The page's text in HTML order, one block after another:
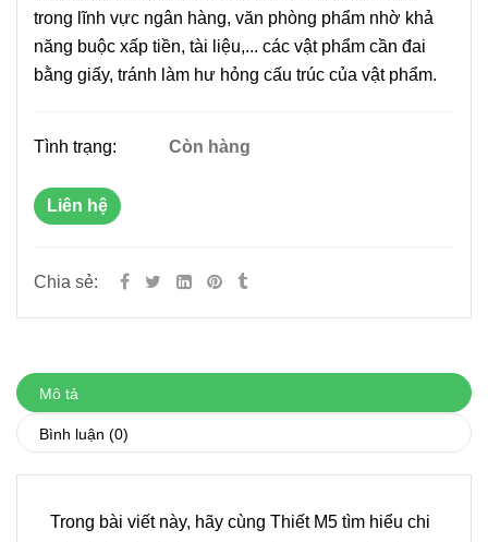
trong lĩnh vực ngân hàng, văn phòng phẩm nhờ khả
năng buộc xấp tiền, tài liệu,... các vật phẩm cần đai
bằng giấy, tránh làm hư hỏng cấu trúc của vật phẩm.
Tình trạng: Còn hàng
Liên hệ
Chia sẻ:
Mô tả
Bình luận (0)
Trong bài viết này, hãy cùng Thiết M5 tìm hiểu chi